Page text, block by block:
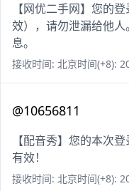
【网优二手网】您的
效），请勿泄漏给他
息。
接收时间: 北京时间(+8):
@10656811
【配音秀】您的本次
有效！
接收时间: 北京时间(+8):